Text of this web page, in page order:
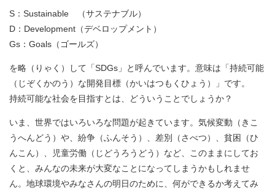
S：Sustainable （サステナブル）
D：Development（デベロップメント）
Gs：Goals（ゴールズ）
を略（りゃく）して「SDGs」と呼んでいます。意味は「持続可能
（じぞくかのう）な開発目標（かいはつもくひょう）」です。
持続可能な社会を目指すとは、どういうことでしょうか？
いま、世界ではいろいろな問題が起きています。気候変動（きこ
うへんどう）や、紛争（ふんそう）、差別（さべつ）、貧困（ひ
んこん）、児童労働（じどうろうどう）など、このままにしてお
くと、みんなの未来が大変なことになってしまうかもしれませ
ん。地球環境やみなさんの明日のために、何ができるか考えてみ